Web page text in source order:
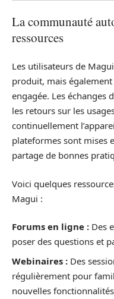
La communauté
ressources
Les utilisateurs de
produit, mais
engagée. Les échanges
les retours sur les
continuellement
plateformes sont mises
partage de bonnes
Voici quelques
Magui :
Forums en ligne : Des
poser des questions et
Webinaires : Des
régulièrement pour
nouvelles